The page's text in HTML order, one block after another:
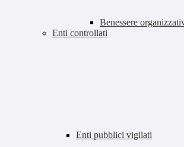
Benessere
Enti controllati
Enti pubblici vigilati